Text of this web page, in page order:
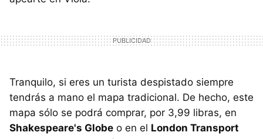
Tranquilo, si eres un turista despistado siempre
tendrás a mano el mapa tradicional. De hecho, este
mapa sólo se podrá comprar, por 3,99 libras, en
Shakespeare's Globe o en el London Transport